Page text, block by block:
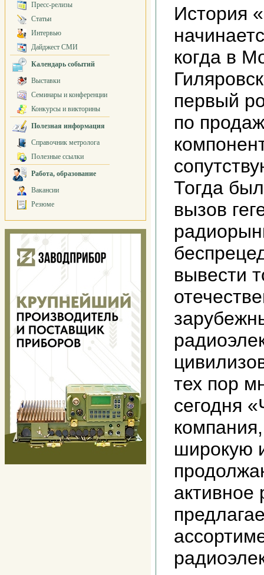
Пресс-релизы
Статьи
Интервью
Дайджест СМИ
Календарь событий
Выставки
Семинары и конференции
Конкурсы и викторины
Полезная информация
Справочник метролога
Полезные ссылки
Работа, образование
Вакансии
Резюме
История
когда в
первый
по
Тогда
вызов
вывести
тех пор
сегодня
широкую